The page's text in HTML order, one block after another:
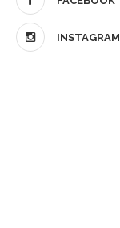
INSTAGRAM